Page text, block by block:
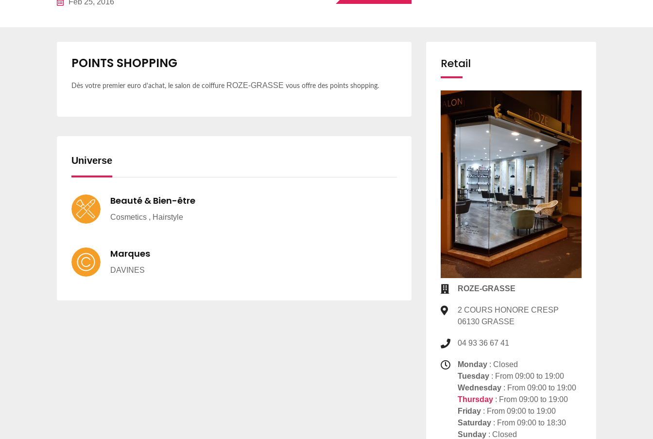
POINTS SHOPPING
Dès votre premier euro d'achat, le salon de coiffure ROZE-GRASSE vous offre des points shopping.
Universe
Beauté & Bien-être
Cosmetics , Hairstyle
Marques
DAVINES
Retail
ROZE-GRASSE
2 COURS HONORE CRESP
06130 GRASSE
04 93 36 67 41
Monday : Closed
Tuesday : From 09:00 to 19:00
Wednesday : From 09:00 to 19:00
Thursday : From 09:00 to 19:00
Friday : From 09:00 to 19:00
Saturday : From 09:00 to 18:30
Sunday : Closed